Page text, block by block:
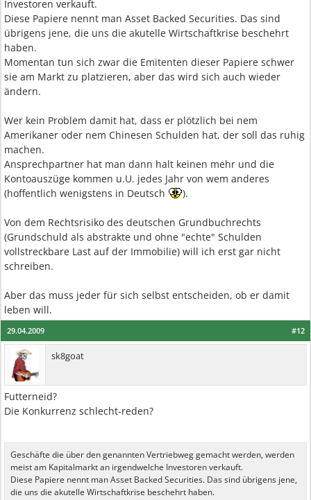
Investoren verkauft.
Diese Papiere nennt man Asset Backed Securities. Das sind
übrigens jene, die uns die akutelle Wirtschaftkrise beschehrt
haben.
Momentan tun sich zwar die Emitenten dieser Papiere schwer
sie am Markt zu platzieren, aber das wird sich auch wieder
ändern.
Wer kein Problem damit hat, dass er plötzlich bei nem
Amerikaner oder nem Chinesen Schulden hat, der soll das ruhig
machen.
Ansprechpartner hat man dann halt keinen mehr und die
Kontoauszüge kommen u.U. jedes Jahr von wem anderes
(hoffentlich wenigstens in Deutsch
).
Von dem Rechtsrisiko des deutschen Grundbuchrechts
(Grundschuld als abstrakte und ohne "echte" Schulden
vollstreckbare Last auf der Immobilie) will ich erst gar nicht
schreiben.
Aber das muss jeder für sich selbst entscheiden, ob er damit
leben will.
#12
29.04.2009
sk8goat
Futterneid?
Die Konkurrenz schlecht-reden?
Geschäfte die über den genannten Vertriebweg gemacht werden, werden
meist am Kapitalmarkt an irgendwelche Investoren verkauft.
Diese Papiere nennt man Asset Backed Securities. Das sind übrigens jene,
die uns die akutelle Wirtschaftkrise beschehrt haben.